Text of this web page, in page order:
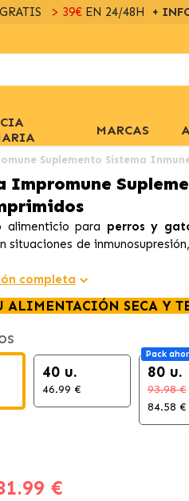
> 39€EN 24/48H +
MARCAS
Suplemento Sistema
Impromune
alimenticio para perros y
situaciones de
completa
ALIMENTACIÓN SECA Y
40 u.
46.99 €
Pack
80 u.
93.98 €
84.58 €
€